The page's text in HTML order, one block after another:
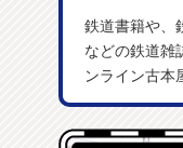
鉄道書籍や、
などの鉄道雑
ンライン古本